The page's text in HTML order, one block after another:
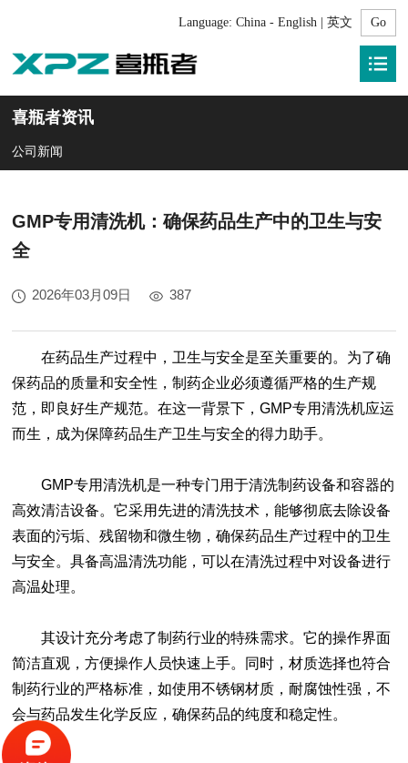
Language: China - English | 英文
喜瓶者资讯
公司新闻
GMP专用清洗机：确保药品生产中的卫生与安
全
2026年03月09日 387
在药品生产过程中，卫生与安全是至关重要的。为了确
保药品的质量和安全性，制药企业必须遵循严格的生产规
范，即良好生产规范。在这一背景下，GMP专用清洗机应运
而生，成为保障药品生产卫生与安全的得力助手。
GMP专用清洗机是一种专门用于清洗制药设备和容器的
高效清洁设备。它采用先进的清洗技术，能够彻底去除设备
表面的污垢、残留物和微生物，确保药品生产过程中的卫生
与安全。具备高温清洗功能，可以在清洗过程中对设备进行
高温处理。
其设计充分考虑了制药行业的特殊需求。它的操作界面
简洁直观，方便操作人员快速上手。同时，材质选择也符合
制药行业的严格标准，如使用不锈钢材质，耐腐蚀性强，不
会与药品发生化学反应，确保药品的纯度和稳定性。